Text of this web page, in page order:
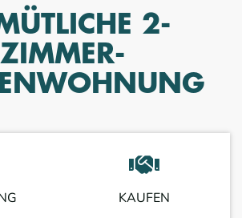
2-
ZIMMER-
KAUFEN